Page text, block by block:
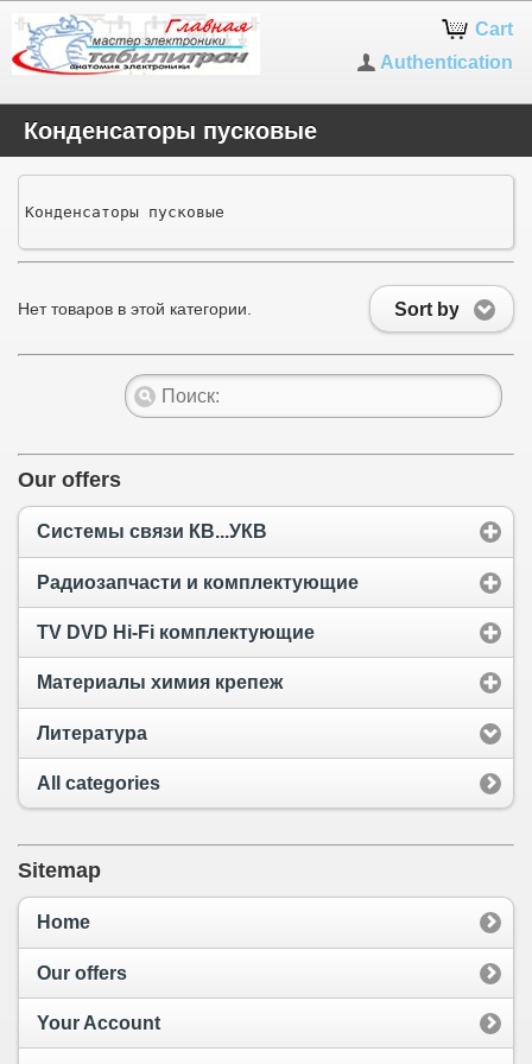
Cart
Authentication
Конденсаторы пусковые
Конденсаторы пусковые
Sort by
Нет товаров в этой категории.
Our offers
Системы связи КВ...УКВ
Радиозапчасти и комплектующие
TV DVD Hi-Fi комплектующие
Материалы химия крепеж
Литература
All categories
Sitemap
Home
Our offers
Your Account